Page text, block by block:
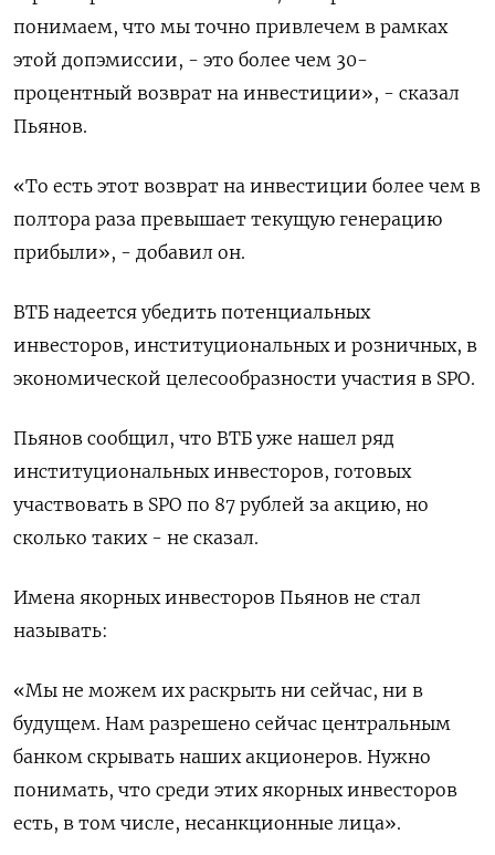
понимаем, что мы точно привлечем в рамках
этой допэмиссии, - это более чем 30-
процентный возврат на инвестиции», - сказал
Пьянов.
«То есть этот возврат на инвестиции более чем в
полтора раза превышает текущую генерацию
прибыли», - добавил он.
ВТБ надеется убедить потенциальных
инвесторов, институциональных и розничных, в
экономической целесообразности участия в SPO.
Пьянов сообщил, что ВТБ уже нашел ряд
институциональных инвесторов, готовых
участвовать в SPO по 87 рублей за акцию, но
сколько таких - не сказал.
Имена якорных инвесторов Пьянов не стал
называть:
«Мы не можем их раскрыть ни сейчас, ни в ​
будущем. Нам разрешено сейчас центральным
банком скрывать наших ⁠акционеров. Нужно
понимать, что среди этих якорных инвесторов
есть, в том числе, несанкционные лица».